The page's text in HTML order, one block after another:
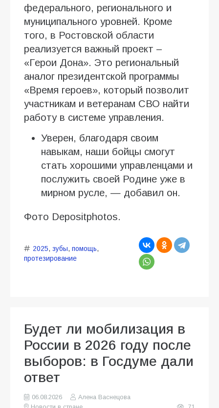
федерального, регионального и
муниципального уровней. Кроме
того, в Ростовской области
реализуется важный проект –
«Герои Дона». Это региональный
аналог президентской программы
«Время героев», который позволит
участникам и ветеранам СВО найти
работу в системе управления.
Уверен, благодаря своим
навыкам, наши бойцы смогут
стать хорошими управленцами и
послужить своей Родине уже в
мирном русле, — добавил он.
Фото Depositphotos.
2025, зубы, помощь,
протезирование
Будет ли мобилизация в
России в 2026 году после
выборов: в Госдуме дали
ответ
06.08.2026
Алена Васнецова